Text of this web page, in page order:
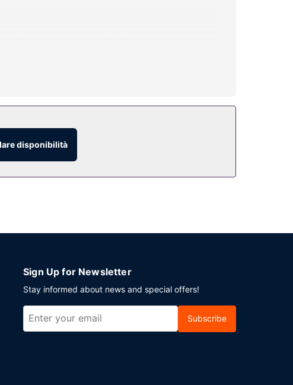
dispongono di set di cortesia gratuiti e
disponibilità
Sign Up for Newsletter
Stay informed about news and special offers!
Subscribe